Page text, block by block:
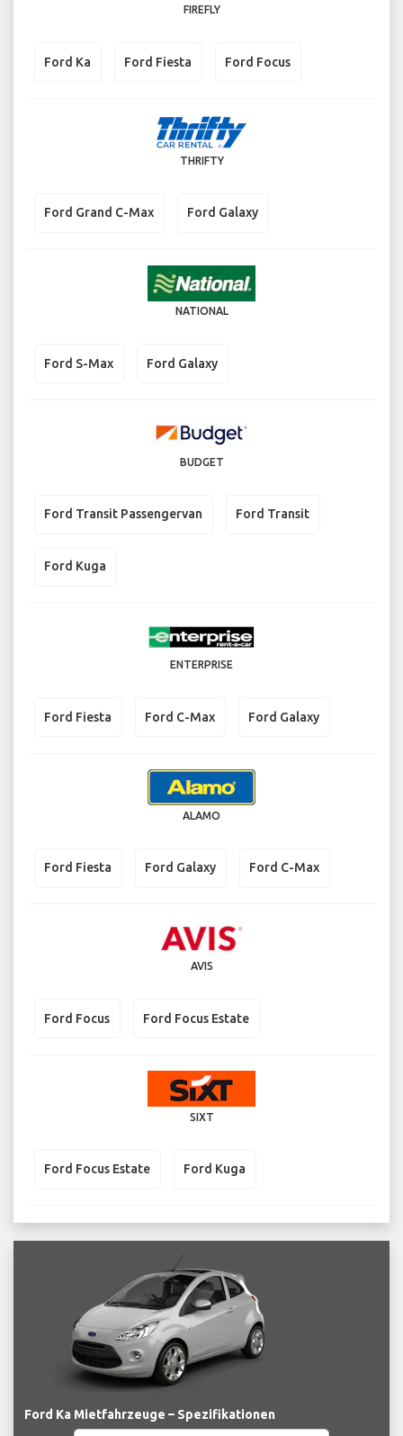
FIREFLY
Ford Ka Ford Fiesta Ford Focus
THRIFTY
Ford Grand C-Max Ford Galaxy
NATIONAL
Ford S-Max Ford Galaxy
BUDGET
Ford Transit Passengervan Ford Transit
Ford Kuga
ENTERPRISE
Ford Fiesta Ford C-Max Ford Galaxy
ALAMO
Ford Fiesta Ford Galaxy Ford C-Max
AVIS
Ford Focus Ford Focus Estate
SIXT
Ford Focus Estate Ford Kuga
Ford Ka Mietfahrzeuge – Spezifikationen